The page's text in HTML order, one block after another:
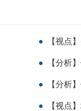
【视点
【分析
【分析
【视点